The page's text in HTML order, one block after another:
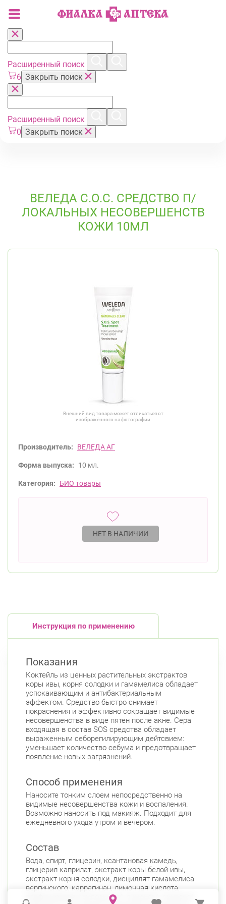
Расширенный поиск
6 Закрыть поиск
Расширенный поиск
0 Закрыть поиск
ВЕЛЕДА С.О.С. СРЕДСТВО П/
ЛОКАЛЬНЫХ НЕСОВЕРШЕНСТВ
КОЖИ 10МЛ
Внешний вид товара может отличаться от
изображённого на фотографии
Производитель: ВЕЛЕДА АГ
Форма выпуска: 10 мл.
Категория: БИО товары
НЕТ В НАЛИЧИИ
Инструкция по применению
Показания
Коктейль из ценных растительных экстрактов
коры ивы, корня солодки и гамамелиса обладает
успокаивающим и антибактериальным
эффектом. Средство быстро снимает
покраснения и эффективно сокращает видимые
несовершенства в виде пятен после акне. Сера
входящая в состав SOS средства обладает
выраженным себорегилирующим дейтсвием:
уменьшает количество себума и предотвращает
появление новых загрязнений.
Способ применения
Наносите тонким слоем непосредственно на
видимые несовершенства кожи и воспаления.
Возможно наносить под макияж. Подходит для
ежедневного ухода утром и вечером.
Состав
Вода, спирт, глицерин, ксантановая камедь,
глицерил каприлат, экстракт коры белой ивы,
экстракт корня солодки, дисциллят гамамелиса
вергинского, каррагинан, лимонная кислота,
парфюмерная композиция*, лимонен*, линалол*,